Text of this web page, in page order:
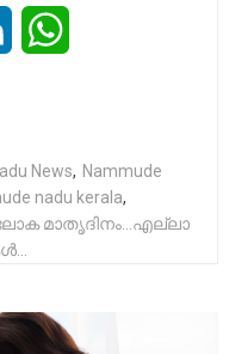
LinkedIn
News, Nammude
nadu kerala,
മാതൃദിനം…എല്ലാ